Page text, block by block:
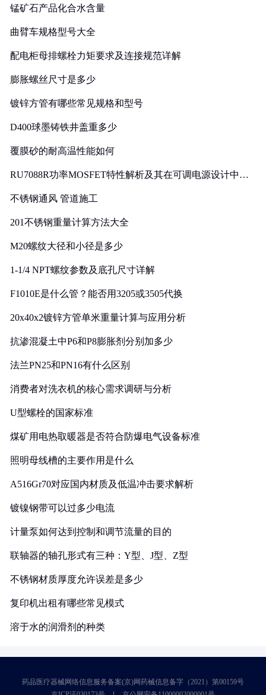
锰矿石产品化合水含量
曲臂车规格型号大全
配电柜母排螺栓力矩要求及连接规范详解
膨胀螺丝尺寸是多少
镀锌方管有哪些常见规格和型号
D400球墨铸铁井盖重多少
覆膜砂的耐高温性能如何
RU7088R功率MOSFET特性解析及其在可调电源设计中的
不锈钢通风 管道施工
201不锈钢重量计算方法大全
M20螺纹大径和小径是多少
1-1/4 NPT螺纹参数及底孔尺寸详解
F1010E是什么管？能否用3205或3505代换
20x40x2镀锌方管单米重量计算与应用分析
抗渗混凝土中P6和P8膨胀剂分别加多少
法兰PN25和PN16有什么区别
消费者对洗衣机的核心需求调研与分析
U型螺栓的国家标准
煤矿用电热取暖器是否符合防爆电气设备标准
照明母线槽的主要作用是什么
A516Gr70对应国内材质及低温冲击要求解析
镀镍钢带可以过多少电流
计量泵如何达到控制和调节流量的目的
联轴器的轴孔形式有三种：Y型、J型、Z型
不锈钢材质厚度允许误差是多少
复印机出租有哪些常见模式
溶于水的润滑剂的种类
药品医疗器械网络信息服务备案(京)网药械信息备字（2021）第00159号